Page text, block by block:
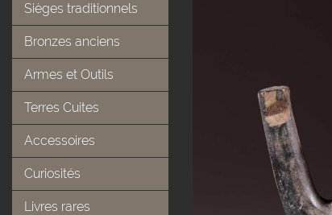
Sièges traditionnels
Bronzes anciens
Armes et Outils
Terres Cuites
Accessoires
Curiosités
Livres rares